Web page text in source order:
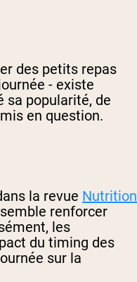
des petits repas
- existe
sa popularité, de
en question.
la revue Nutrition
renforcer
les
du timing des
sur la